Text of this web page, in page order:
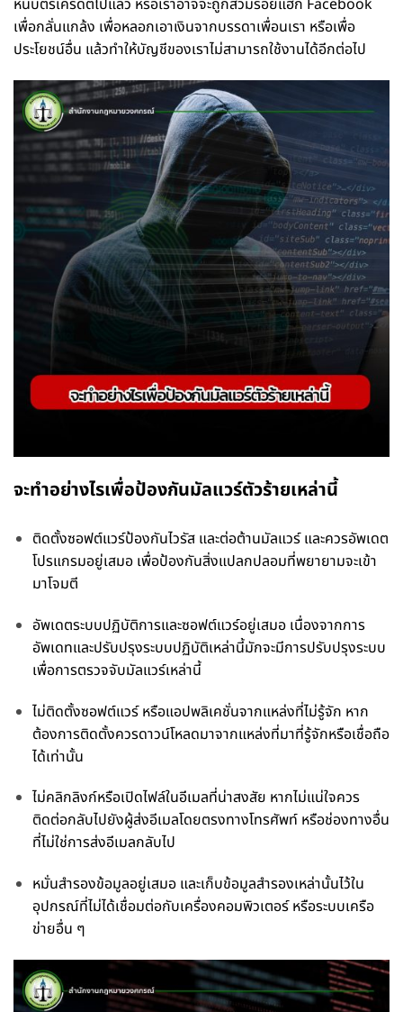
หนี้บัตรเครดิตไปแล้ว หรือเราอาจจะถูกสวมรอยแฮก Facebook
เพื่อกลั่นแกล้ง เพื่อหลอกเอาเงินจากบรรดาเพื่อนเรา หรือเพื่อ
ประโยชน์อื่น แล้วทำให้บัญชีของเราไม่สามารถใช้งานได้อีกต่อไป
จะทำอย่างไรเพื่อป้องกันมัลแวร์ตัวร้ายเหล่านี้
ติดตั้งซอฟต์แวร์ป้องกันไวรัส และต่อต้านมัลแวร์ และควรอัพเดต
โปรแกรมอยู่เสมอ เพื่อป้องกันสิ่งแปลกปลอมที่พยายามจะเข้า
มาโจมตี
อัพเดตระบบปฏิบัติการและซอฟต์แวร์อยู่เสมอ เนื่องจากการ
อัพเดทและปรับปรุงระบบปฏิบัติเหล่านี้มักจะมีการปรับปรุงระบบ
เพื่อการตรวจจับมัลแวร์เหล่านี้
ไม่ติดตั้งซอฟต์แวร์ หรือแอปพลิเคชั่นจากแหล่งที่ไม่รู้จัก หาก
ต้องการติดตั้งควรดาวน์โหลดมาจากแหล่งที่มาที่รู้จักหรือเชื่อถือ
ได้เท่านั้น
ไม่คลิกลิงก์หรือเปิดไฟล์ในอีเมลที่น่าสงสัย หากไม่แน่ใจควร
ติดต่อกลับไปยังผู้ส่งอีเมลโดยตรงทางโทรศัพท์ หรือช่องทางอื่น
ที่ไม่ใช่การส่งอีเมลกลับไป
หมั่นสำรองข้อมูลอยู่เสมอ และเก็บข้อมูลสำรองเหล่านั้นไว้ใน
อุปกรณ์ที่ไม่ได้เชื่อมต่อกับเครื่องคอมพิวเตอร์ หรือระบบเครือ
ข่ายอื่น ๆ